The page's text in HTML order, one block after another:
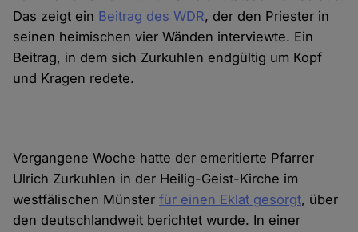
Das zeigt ein Beitrag des WDR, der den Priester in
seinen heimischen vier Wänden interviewte. Ein
Beitrag, in dem sich Zurkuhlen endgültig um Kopf
und Kragen redete.
Vergangene Woche hatte der emeritierte Pfarrer
Ulrich Zurkuhlen in der Heilig-Geist-Kirche im
westfälischen Münsterfür einen Eklat gesorgt, über
den deutschlandweit berichtet wurde. In einer